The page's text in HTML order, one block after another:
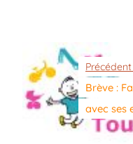
Précédent
Brève :
avec ses